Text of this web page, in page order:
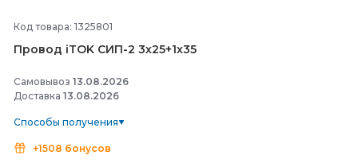
Код товара: 1325801
Провод iTOK СИП-2 3х25+1х35
Самовывоз 13.08.2026
Доставка 13.08.2026
Способы получения
+1508 бонусов